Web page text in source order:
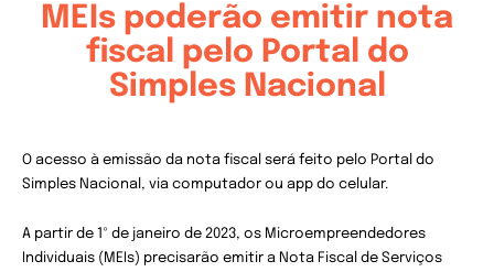
MEIs poderão emitir nota
fiscal pelo Portal do
Simples Nacional
O acesso à emissão da nota fiscal será feito pelo Portal do
Simples Nacional, via computador ou app do celular.
A partir de 1º de janeiro de 2023, os Microempreendedores
Individuais (MEIs) precisarão emitir a Nota Fiscal de Serviços